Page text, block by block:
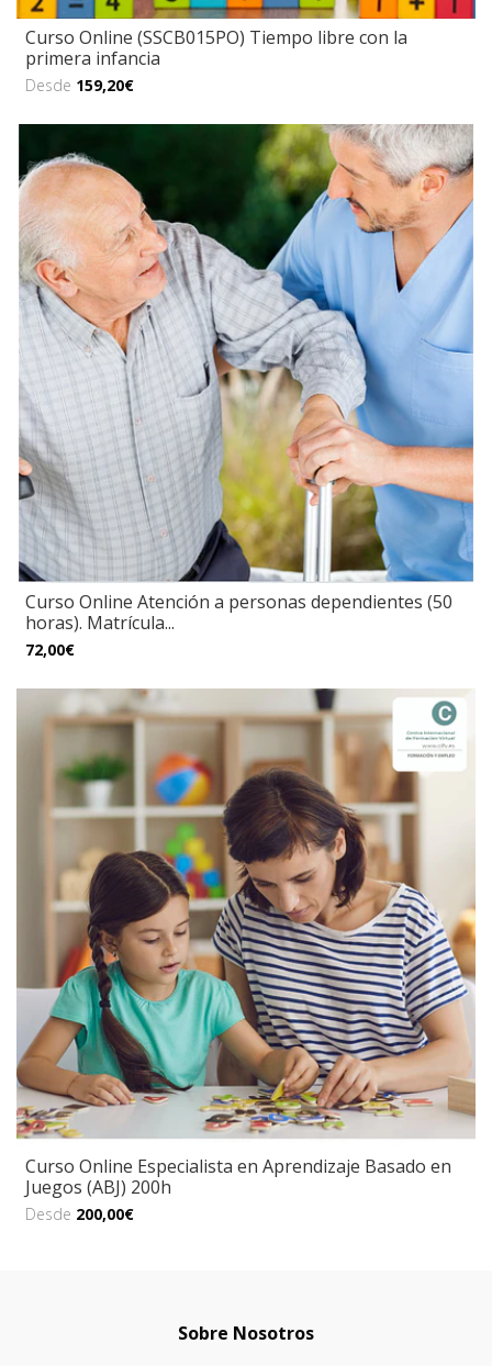
Curso Online (SSCB015PO) Tiempo libre con la
primera infancia
Desde 159,20€
Curso Online Atención a personas dependientes (50
horas). Matrícula...
72,00€
Curso Online Especialista en Aprendizaje Basado en
Juegos (ABJ) 200h
Desde 200,00€
Sobre Nosotros